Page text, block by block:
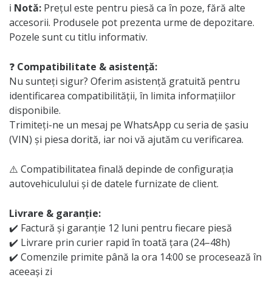
ℹ️ Notă: Prețul este pentru piesă ca în poze, fără alte
accesorii. Produsele pot prezenta urme de depozitare.
Pozele sunt cu titlu informativ.
❓ Compatibilitate & asistență:
Nu sunteți sigur? Oferim asistență gratuită pentru
identificarea compatibilității, în limita informațiilor
disponibile.
Trimiteți-ne un mesaj pe WhatsApp cu seria de șasiu
(VIN) și piesa dorită, iar noi vă ajutăm cu verificarea.
⚠️ Compatibilitatea finală depinde de configurația
autovehiculului și de datele furnizate de client.
Livrare & garanție:
✔️ Factură și garanție 12 luni pentru fiecare piesă
✔️ Livrare prin curier rapid în toată țara (24–48h)
✔️ Comenzile primite până la ora 14:00 se procesează în
aceeași zi